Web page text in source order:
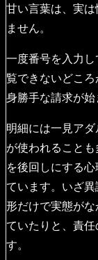
甘い言葉は、実
ません。
一度番号を入力
覧できないどこ
身勝手な請求が始
明細には一見ア
が使われること
を後回しにする
ています。いざ
形だけで実態が
ていたりと、責
す。